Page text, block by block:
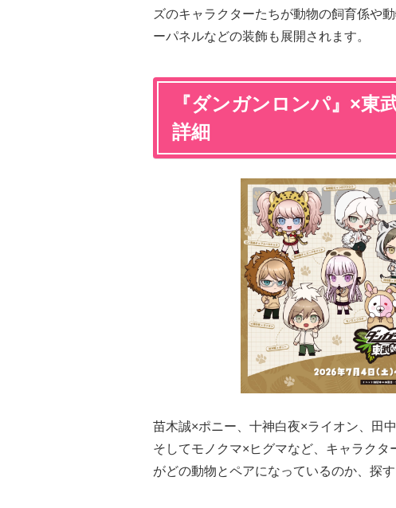
ズのキャラクターたちが動物の飼育係や
ーパネルなどの装飾も展開されます。
『ダンガンロンパ』×東
詳細
苗木誠×ポニー、十神白夜×ライオン、田
そしてモノクマ×ヒグマなど、キャラク
がどの動物とペアになっているのか、探